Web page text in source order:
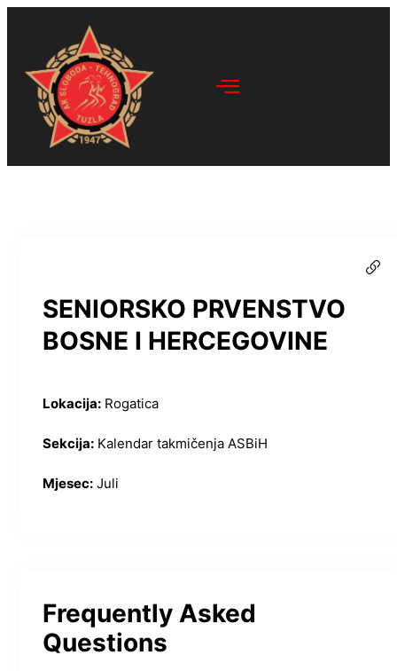
SENIORSKO PRVENSTVO
BOSNE I HERCEGOVINE
Lokacija: Rogatica
Sekcija: Kalendar takmičenja ASBiH
Mjesec: Juli
Frequently Asked
Questions